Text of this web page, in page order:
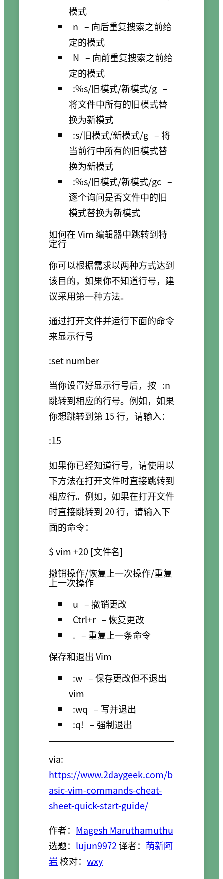
模式
n – 向后重复搜索之前给
定的模式
N – 向前重复搜索之前给
定的模式
:%s/旧模式/新模式/g –
将文件中所有的旧模式替
换为新模式
:s/旧模式/新模式/g – 将
当前行中所有的旧模式替
换为新模式
:%s/旧模式/新模式/gc –
逐个询问是否文件中的旧
模式替换为新模式
如何在 Vim 编辑器中跳转到特
定行
你可以根据需求以两种方式达到
该目的，如果你不知道行号，建
议采用第一种方法。
通过打开文件并运行下面的命令
来显示行号
:set number
当你设置好显示行号后，按 :n
跳转到相应的行号。例如，如果
你想跳转到第 15 行，请输入：
:15
如果你已经知道行号，请使用以
下方法在打开文件时直接跳转到
相应行。例如，如果在打开文件
时直接跳转到 20 行，请输入下
面的命令：
$ vim +20 [文件名]
撤销操作/恢复上一次操作/重复
上一次操作
u – 撤销更改
Ctrl+r – 恢复更改
. – 重复上一条命令
保存和退出 Vim
:w – 保存更改但不退出
vim
:wq – 写并退出
:q! – 强制退出
via:
https://www.2daygeek.com/b
asic-vim-commands-cheat-
sheet-quick-start-guide/
作者： Magesh Maruthamuthu
选题： lujun9972译者： 萌新阿
岩校对： wxy